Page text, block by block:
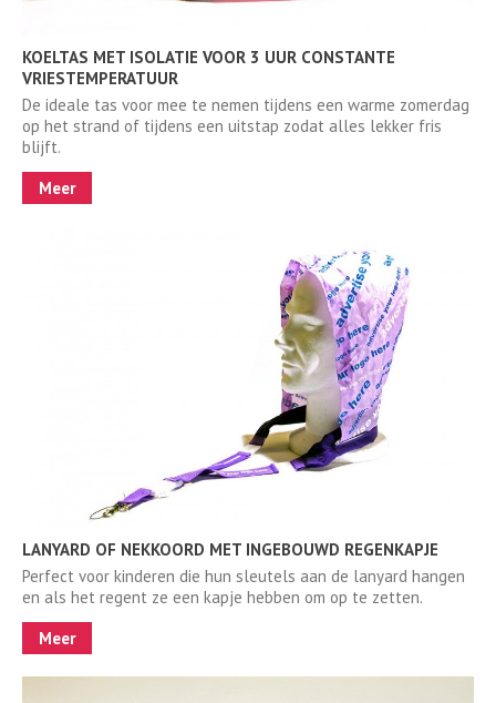
KOELTAS MET ISOLATIE VOOR 3 UUR CONSTANTE
VRIESTEMPERATUUR
De ideale tas voor mee te nemen tijdens een warme zomerdag
op het strand of tijdens een uitstap zodat alles lekker fris
blijft.
Meer
LANYARD OF NEKKOORD MET INGEBOUWD REGENKAPJE
Perfect voor kinderen die hun sleutels aan de lanyard hangen
en als het regent ze een kapje hebben om op te zetten.
Meer